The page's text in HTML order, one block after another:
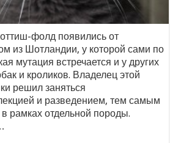
фолд появились от
из Шотландии, у которой сами по
мутация встречается и у других
и кроликов. Владелец этой
решил заняться
и разведением, тем самым
в рамках отдельной породы.